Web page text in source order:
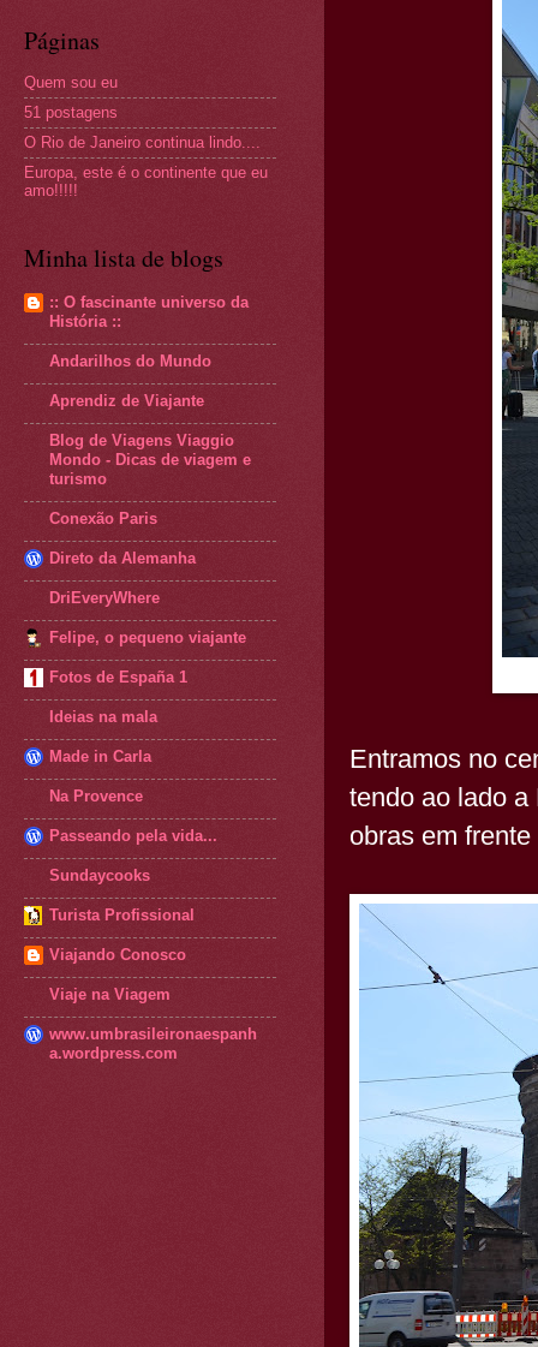
Entramos no
tendo ao lado a
obras em
Páginas
Quem sou eu
51 postagens
O Rio de Janeiro continua lindo....
Europa, este é o continente que eu
amo!!!!!
Minha lista de blogs
:: O fascinante universo da
História ::
Andarilhos do Mundo
Aprendiz de Viajante
Blog de Viagens Viaggio
Mondo - Dicas de viagem e
turismo
Conexão Paris
Direto da Alemanha
DriEveryWhere
Felipe, o pequeno viajante
Fotos de España 1
Ideias na mala
Made in Carla
Na Provence
Passeando pela vida...
Sundaycooks
Turista Profissional
Viajando Conosco
Viaje na Viagem
www.umbrasileironaespanh
a.wordpress.com